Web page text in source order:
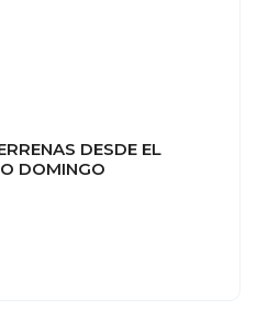
DESDE EL
DOMINGO